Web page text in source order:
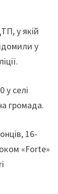
у якій
у
у селі
громада.
16-
«Forte»